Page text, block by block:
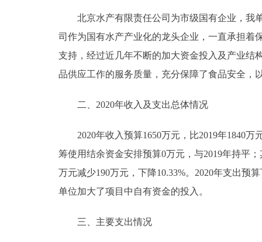
北京水产有限责任公司为市级国有企业，我单
司作为国有水产产业化的龙头企业，一直承担着
支持，经过近几年不断的加大资金投入及产业结
品供应工作的服务质量，充分保障了食品安全，
二、2020年收入及支出总体情况
2020年收入预算1650万元，比2019年1840万
筹使用结余资金安排预算0万元，与2019年持平
万元减少190万元，下降10.33%。2020年支出预
单位加大了项目中自有资金的投入。
三、主要支出情况